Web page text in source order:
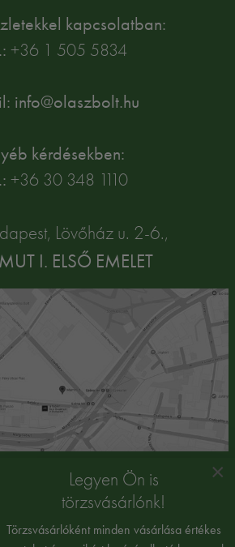
kapcsolatban:
+36 1 505 5834
info@olaszbolt.hu
kérdésekben:
+36 30 348 1110
Lövőház u. 2-6.,
I. ELSŐ EMELET
×
Legyen Ön is
törzsvásárlónk!
Törzsvásárlóként minden vásárlása értékes